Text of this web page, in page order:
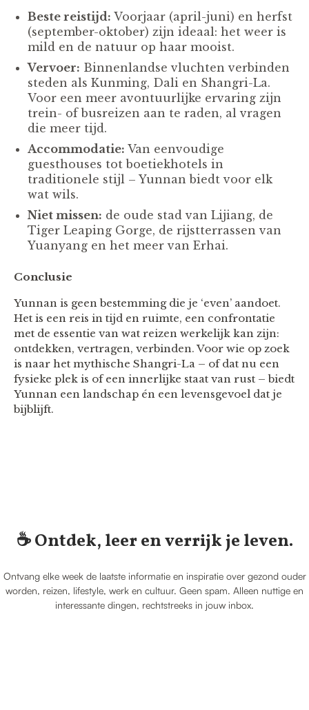
Beste reistijd: Voorjaar (april-juni) en herfst
(september-oktober) zijn ideaal: het weer is
mild en de natuur op haar mooist.
Vervoer: Binnenlandse vluchten verbinden
steden als Kunming, Dali en Shangri-La.
Voor een meer avontuurlijke ervaring zijn
trein- of busreizen aan te raden, al vragen
die meer tijd.
Accommodatie: Van eenvoudige
guesthouses tot boetiekhotels in
traditionele stijl – Yunnan biedt voor elk
wat wils.
Niet missen: de oude stad van Lijiang, de
Tiger Leaping Gorge, de rijstterrassen van
Yuanyang en het meer van Erhai.
Conclusie
Yunnan is geen bestemming die je ‘even’ aandoet.
Het is een reis in tijd en ruimte, een confrontatie
met de essentie van wat reizen werkelijk kan zijn:
ontdekken, vertragen, verbinden. Voor wie op zoek
is naar het mythische Shangri-La – of dat nu een
fysieke plek is of een innerlijke staat van rust – biedt
Yunnan een landschap én een levensgevoel dat je
bijblijft.
☕️ Ontdek, leer en verrijk je leven.
Ontvang elke week de laatste informatie en inspiratie over gezond ouder
worden, reizen, lifestyle, werk en cultuur. Geen spam. Alleen nuttige en
interessante dingen, rechtstreeks in jouw inbox.